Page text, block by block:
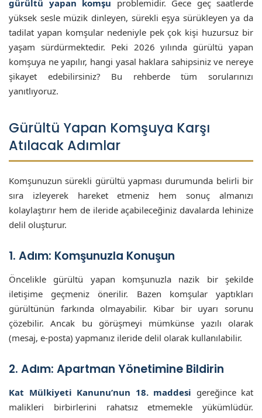
gürültü yapan komşu problemidir. Gece geç saatlerde
yüksek sesle müzik dinleyen, sürekli eşya sürükleyen ya da
tadilat yapan komşular nedeniyle pek çok kişi huzursuz bir
yaşam sürdürmektedir. Peki 2026 yılında gürültü yapan
komşuya ne yapılır, hangi yasal haklara sahipsiniz ve nereye
şikayet edebilirsiniz? Bu rehberde tüm sorularınızı
yanıtlıyoruz.
Gürültü Yapan Komşuya Karşı
Atılacak Adımlar
Komşunuzun sürekli gürültü yapması durumunda belirli bir
sıra izleyerek hareket etmeniz hem sonuç almanızı
kolaylaştırır hem de ileride açabileceğiniz davalarda lehinize
delil oluşturur.
1. Adım: Komşunuzla Konuşun
Öncelikle gürültü yapan komşunuzla nazik bir şekilde
iletişime geçmeniz önerilir. Bazen komşular yaptıkları
gürültünün farkında olmayabilir. Kibar bir uyarı sorunu
çözebilir. Ancak bu görüşmeyi mümkünse yazılı olarak
(mesaj, e-posta) yapmanız ileride delil olarak kullanılabilir.
2. Adım: Apartman Yönetimine Bildirin
Kat Mülkiyeti Kanunu’nun 18. maddesi gereğince kat
malikleri birbirlerini rahatsız etmemekle yükümlüdür.